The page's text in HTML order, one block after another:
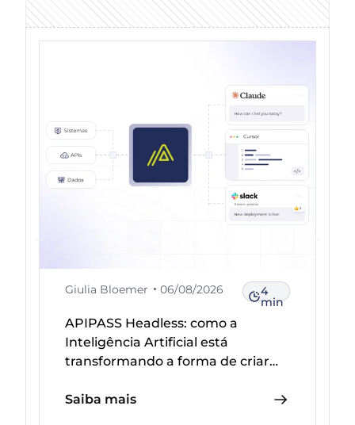
Giulia Bloemer 06/08/2026 4
min
APIPASS Headless: como a
Inteligência Artificial está
transformando a forma de criar
Saiba mais